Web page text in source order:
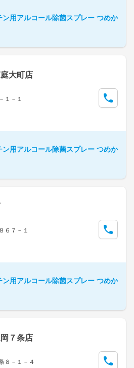
ン用アルコール除菌スプレー つめか
大町店
１－１
ン用アルコール除菌スプレー つめか
６７－１
ン用アルコール除菌スプレー つめか
７条店
８－１－４